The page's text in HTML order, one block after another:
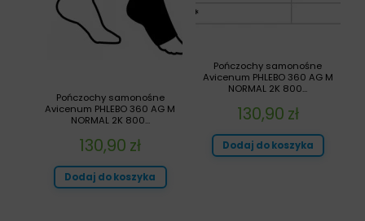
Pończochy samonośne
Avicenum PHLEBO 360 AG M
NORMAL 2K 800...
130,90 zł
Dodaj do koszyka
Pończochy samonośne
Avicenum PHLEBO 360 AG M
NORMAL 2K 800...
130,90 zł
Dodaj do koszyka